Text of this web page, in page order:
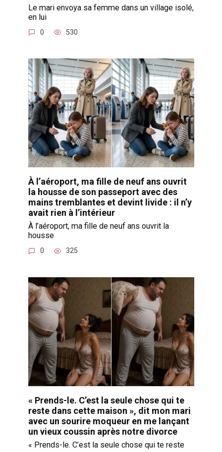
Le mari envoya sa femme dans un village isolé,
en lui
0 530
À l’aéroport, ma fille de neuf ans ouvrit
la housse de son passeport avec des
mains tremblantes et devint livide : il n’y
avait rien à l’intérieur
À l’aéroport, ma fille de neuf ans ouvrit la
housse
0 325
« Prends-le. C’est la seule chose qui te
reste dans cette maison », dit mon mari
avec un sourire moqueur en me lançant
un vieux coussin après notre divorce
« Prends-le. C’est la seule chose qui te reste